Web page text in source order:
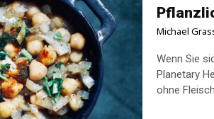
Michael
Wenn Sie
Planetary
ohne